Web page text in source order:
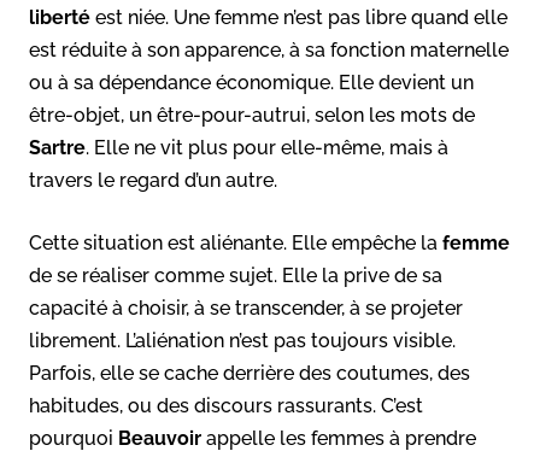
liberté est niée. Une femme n’est pas libre quand elle
est réduite à son apparence, à sa fonction maternelle
ou à sa dépendance économique. Elle devient un
être-objet, un être-pour-autrui, selon les mots de
Sartre. Elle ne vit plus pour elle-même, mais à
travers le regard d’un autre.
Cette situation est aliénante. Elle empêche la femme
de se réaliser comme sujet. Elle la prive de sa
capacité à choisir, à se transcender, à se projeter
librement. L’aliénation n’est pas toujours visible.
Parfois, elle se cache derrière des coutumes, des
habitudes, ou des discours rassurants. C’est
pourquoi Beauvoir appelle les femmes à prendre